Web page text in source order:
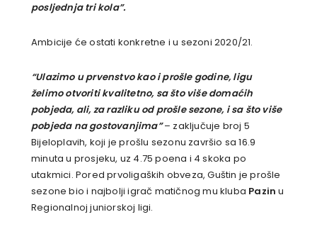
posljednja tri kola”.
Ambicije će ostati konkretne i u sezoni 2020/21.
“Ulazimo u prvenstvo kao i prošle godine, ligu
želimo otvoriti kvalitetno, sa što više domaćih
pobjeda, ali, za razliku od prošle sezone, i sa što više
pobjeda na gostovanjima”– zaključuje broj 5
Bijeloplavih, koji je prošlu sezonu završio sa 16.9
minuta u prosjeku, uz 4.75 poena i 4 skoka po
utakmici. Pored prvoligaških obveza, Guštin je prošle
sezone bio i najbolji igrač matičnog mu kluba Pazin u
Regionalnoj juniorskoj ligi.